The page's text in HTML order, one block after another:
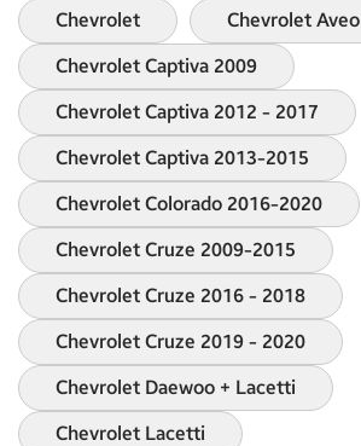
Chevrolet
Chevrolet Aveo
Chevrolet Captiva 2009
Chevrolet Captiva 2012 - 2017
Chevrolet Captiva 2013-2015
Chevrolet Colorado 2016-2020
Chevrolet Cruze 2009-2015
Chevrolet Cruze 2016 - 2018
Chevrolet Cruze 2019 - 2020
Chevrolet Daewoo + Lacetti
Chevrolet Lacetti